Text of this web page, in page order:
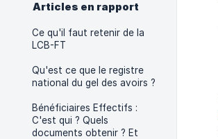
Articles en rapport
Ce qu'il faut retenir de la
LCB-FT
Qu'est ce que le registre
national du gel des avoirs ?
Bénéficiaires Effectifs :
C'est qui ? Quels
documents obtenir ? Et